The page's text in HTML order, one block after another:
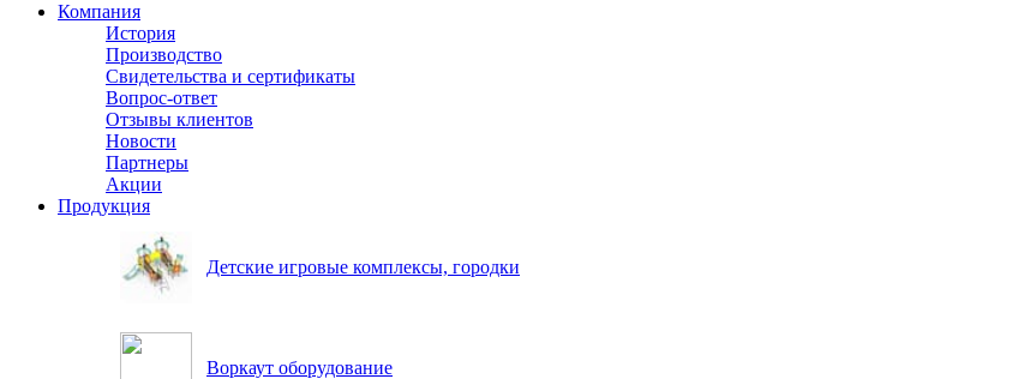
Компания
История
Производство
Свидетельства и сертификаты
Вопрос-ответ
Отзывы клиентов
Новости
Партнеры
Акции
Продукция
Детские игровые комплексы, городки
Воркаут оборудование